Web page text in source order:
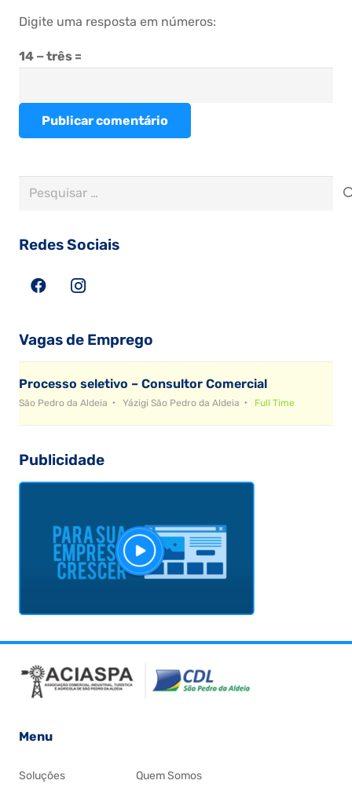
Digite uma resposta em números:
14 − três =
Publicar comentário
Pesquisar
Redes Sociais
Vagas de Emprego
Processo seletivo – Consultor Comercial
São Pedro da Aldeia Yázigi São Pedro da Aldeia Full Time
Publicidade
Menu
Soluções
Quem Somos